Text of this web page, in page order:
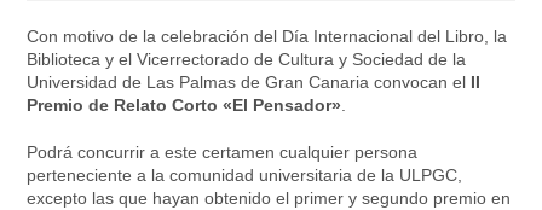
Con motivo de la celebración del Día Internacional del Libro, la
Biblioteca y el Vicerrectorado de Cultura y Sociedad de la
Universidad de Las Palmas de Gran Canaria convocan el II
Premio de Relato Corto «El Pensador».
Podrá concurrir a este certamen cualquier persona
perteneciente a la comunidad universitaria de la ULPGC,
excepto las que hayan obtenido el primer y segundo premio en